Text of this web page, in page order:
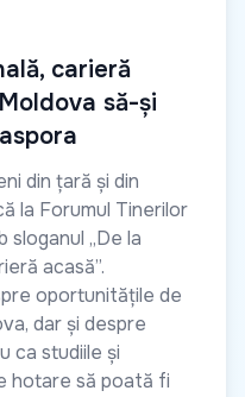
carieră
să-și
din țară și din
la Forumul Tinerilor
sloganul „De la
acasă”.
oportunitățile de
dar și despre
ca studiile și
hotare să poată fi